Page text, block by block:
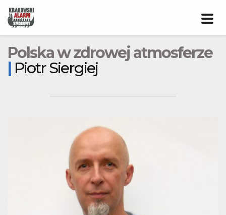
Polska w zdrowej atmosferze
| Piotr Siergiej